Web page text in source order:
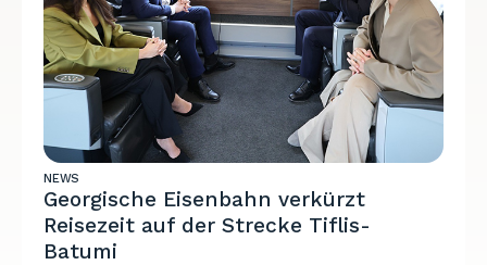
NEWS
Georgische Eisenbahn verkürzt
Reisezeit auf der Strecke Tiflis-
Batumi